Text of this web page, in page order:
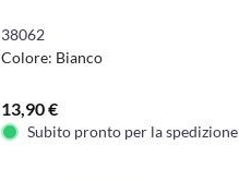
38062
Colore: Bianco
13,90 €
Subito pronto per la spedizione